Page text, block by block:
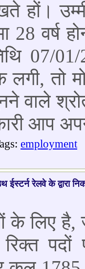
हों।
वर्ष
07/
लगी, तो
वाले
आप
employment
रेलवे के द्वारा
के लिए है,